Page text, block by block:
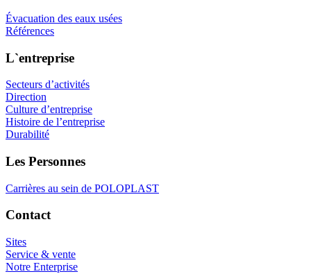
Évacuation des eaux usées
Références
L`entreprise
Secteurs d’activités
Direction
Culture d’entreprise
Histoire de l’entreprise
Durabilité
Les Personnes
Carrières au sein de POLOPLAST
Contact
Sites
Service & vente
Notre Enterprise